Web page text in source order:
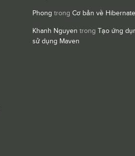
Phong trong Cơ bản về Hibernate
Khanh Nguyen trong Tạo ứng
sử dụng Maven